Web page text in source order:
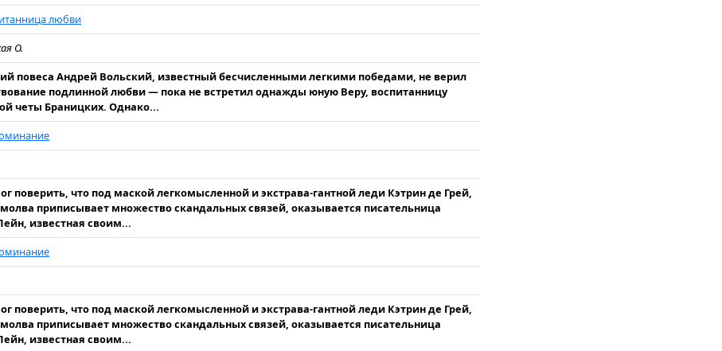
любви
О.
повеса Андрей Вольский, известный бесчисленными легкими победами, не верил
подлинной любви — пока не встретил однажды юную Веру, воспитанницу
четы Браницких. Однако...
поверить, что под маской легкомысленной и экстрава-гантной леди Кэтрин де Грей,
приписывает множество скандальных связей, оказывается писательница
известная своим...
поверить, что под маской легкомысленной и экстрава-гантной леди Кэтрин де Грей,
приписывает множество скандальных связей, оказывается писательница
известная своим...